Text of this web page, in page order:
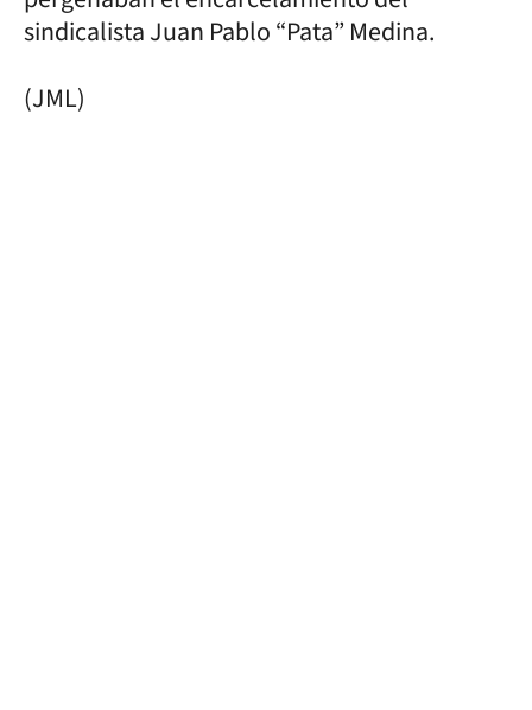
sindicalista Juan Pablo “Pata” Medina.
(JML)